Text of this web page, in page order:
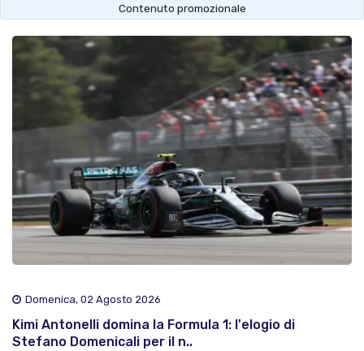
Contenuto promozionale
Domenica, 02 Agosto 2026
Kimi Antonelli domina la Formula 1: l'elogio di
Stefano Domenicali per il n..